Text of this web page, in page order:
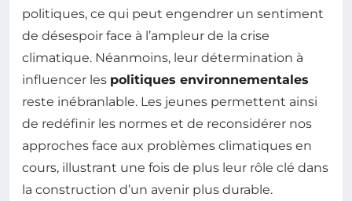
politiques, ce qui peut engendrer un sentiment
de désespoir face à l’ampleur de la crise
climatique. Néanmoins, leur détermination à
influencer les politiques environnementales
reste inébranlable. Les jeunes permettent ainsi
de redéfinir les normes et de reconsidérer nos
approches face aux problèmes climatiques en
cours, illustrant une fois de plus leur rôle clé dans
la construction d’un avenir plus durable.